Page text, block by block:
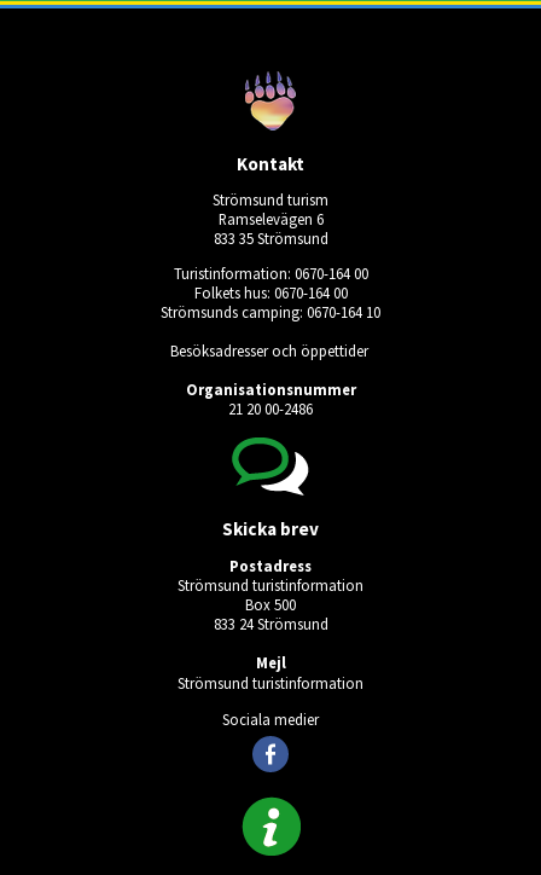
Kontakt
Strömsund turism
Ramselevägen 6
833 35 Strömsund
Turistinformation: 0670-164 00
Folkets hus: 0670-164 00
Strömsunds camping: 0670-164 10
Besöksadresser och öppettider
Organisationsnummer
21 20 00-2486
Skicka brev
Postadress
Strömsund turistinformation
Box 500
833 24 Strömsund
Mejl
Strömsund turistinformation
Sociala medier